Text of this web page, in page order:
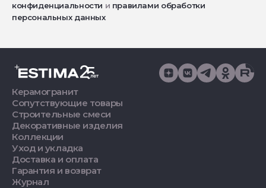
конфиденциальности и правилами обработки
персональных данных
Керамогранит
Сопутствующие товары
Строительные смеси
Декоративные изделия
Коллекции
Уход и укладка
Доставка и оплата
Гарантия и возврат
Журнал